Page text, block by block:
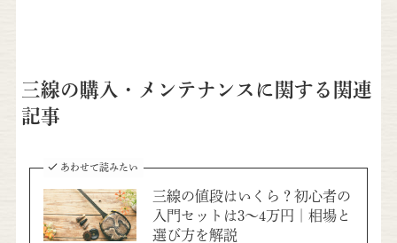
三線の購入・メンテナンスに関する関連
記事
あわせて読みたい
三線の値段はいくら？初心者の
入門セットは3〜4万円｜相場と
選び方を解説